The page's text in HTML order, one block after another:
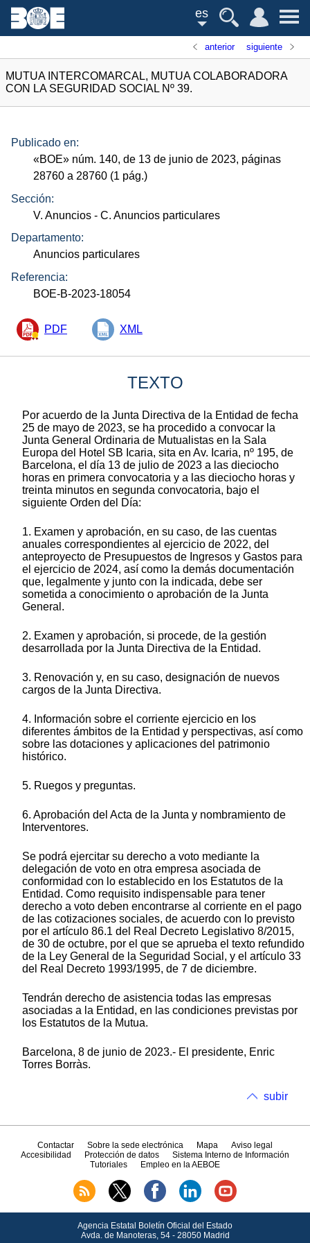
es
anterior siguiente
MUTUA INTERCOMARCAL, MUTUA COLABORADORA
CON LA SEGURIDAD SOCIAL Nº 39.
Publicado en:
«BOE» núm. 140, de 13 de junio de 2023, páginas
28760 a 28760 (1 pág.)
Sección:
V. Anuncios - C. Anuncios particulares
Departamento:
Anuncios particulares
Referencia:
BOE-B-2023-18054
PDF XML
TEXTO
Por acuerdo de la Junta Directiva de la Entidad de fecha
25 de mayo de 2023, se ha procedido a convocar la
Junta General Ordinaria de Mutualistas en la Sala
Europa del Hotel SB Icaria, sita en Av. Icaria, nº 195, de
Barcelona, el día 13 de julio de 2023 a las dieciocho
horas en primera convocatoria y a las dieciocho horas y
treinta minutos en segunda convocatoria, bajo el
siguiente Orden del Día:
1. Examen y aprobación, en su caso, de las cuentas
anuales correspondientes al ejercicio de 2022, del
anteproyecto de Presupuestos de Ingresos y Gastos para
el ejercicio de 2024, así como la demás documentación
que, legalmente y junto con la indicada, debe ser
sometida a conocimiento o aprobación de la Junta
General.
2. Examen y aprobación, si procede, de la gestión
desarrollada por la Junta Directiva de la Entidad.
3. Renovación y, en su caso, designación de nuevos
cargos de la Junta Directiva.
4. Información sobre el corriente ejercicio en los
diferentes ámbitos de la Entidad y perspectivas, así como
sobre las dotaciones y aplicaciones del patrimonio
histórico.
5. Ruegos y preguntas.
6. Aprobación del Acta de la Junta y nombramiento de
Interventores.
Se podrá ejercitar su derecho a voto mediante la
delegación de voto en otra empresa asociada de
conformidad con lo establecido en los Estatutos de la
Entidad. Como requisito indispensable para tener
derecho a voto deben encontrarse al corriente en el pago
de las cotizaciones sociales, de acuerdo con lo previsto
por el artículo 86.1 del Real Decreto Legislativo 8/2015,
de 30 de octubre, por el que se aprueba el texto refundido
de la Ley General de la Seguridad Social, y el artículo 33
del Real Decreto 1993/1995, de 7 de diciembre.
Tendrán derecho de asistencia todas las empresas
asociadas a la Entidad, en las condiciones previstas por
los Estatutos de la Mutua.
Barcelona, 8 de junio de 2023.- El presidente, Enric
Torres Borràs.
subir
Contactar Sobre la sede electrónica Mapa
Aviso legal
Accesibilidad
Protección de datos
Sistema Interno de Información
Tutoriales
Empleo en la AEBOE
Agencia Estatal Boletín Oficial del Estado
Avda. de Manoteras, 54 - 28050 Madrid